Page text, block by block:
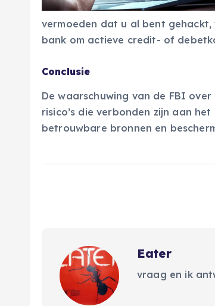
vermoeden dat u al bent
bank om actieve credit- of
Conclusie
De waarschuwing van de FBI
risico’s die verbonden zijn aan
betrouwbare bronnen en
Eater
vraag en ik